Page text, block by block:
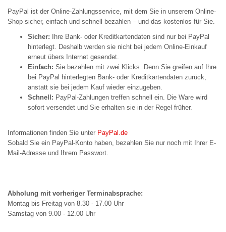
PayPal ist der Online-Zahlungsservice, mit dem Sie in unserem Online-
Shop sicher, einfach und schnell bezahlen – und das kostenlos für Sie.
Sicher: Ihre Bank- oder Kreditkartendaten sind nur bei PayPal
hinterlegt. Deshalb werden sie nicht bei jedem Online-Einkauf
erneut übers Internet gesendet.
Einfach: Sie bezahlen mit zwei Klicks. Denn Sie greifen auf Ihre
bei PayPal hinterlegten Bank- oder Kreditkartendaten zurück,
anstatt sie bei jedem Kauf wieder einzugeben.
Schnell: PayPal-Zahlungen treffen schnell ein. Die Ware wird
sofort versendet und Sie erhalten sie in der Regel früher.
Informationen finden Sie unter PayPal.de
Sobald Sie ein PayPal-Konto haben, bezahlen Sie nur noch mit Ihrer E-
Mail-Adresse und Ihrem Passwort.
Abholung mit vorheriger Terminabsprache:
Montag bis Freitag von 8.30 - 17.00 Uhr
Samstag von 9.00 - 12.00 Uhr